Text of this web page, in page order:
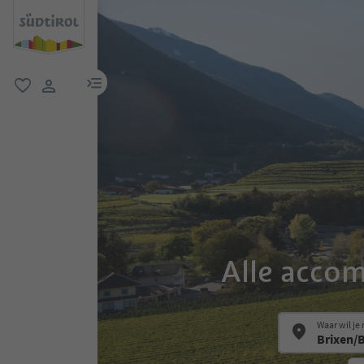
menulink
Alle
Waar wil je